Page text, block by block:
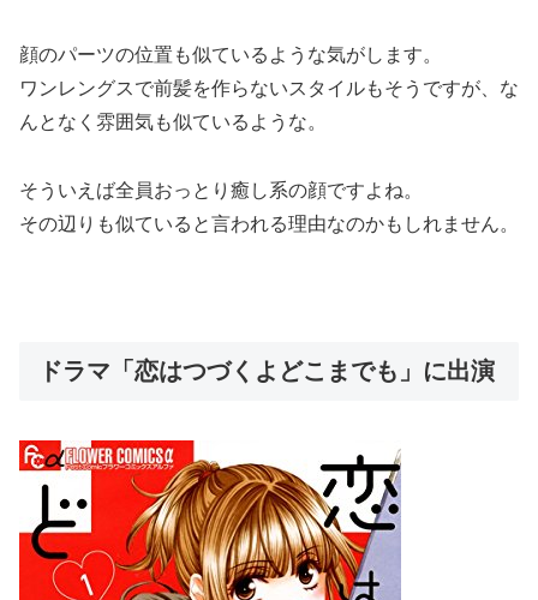
顔のパーツの位置も似ているような気がします。
ワンレングスで前髪を作らないスタイルもそうですが、な
んとなく雰囲気も似ているような。
そういえば全員おっとり癒し系の顔ですよね。
その辺りも似ていると言われる理由なのかもしれません。
ドラマ「恋はつづくよどこまでも」に出演